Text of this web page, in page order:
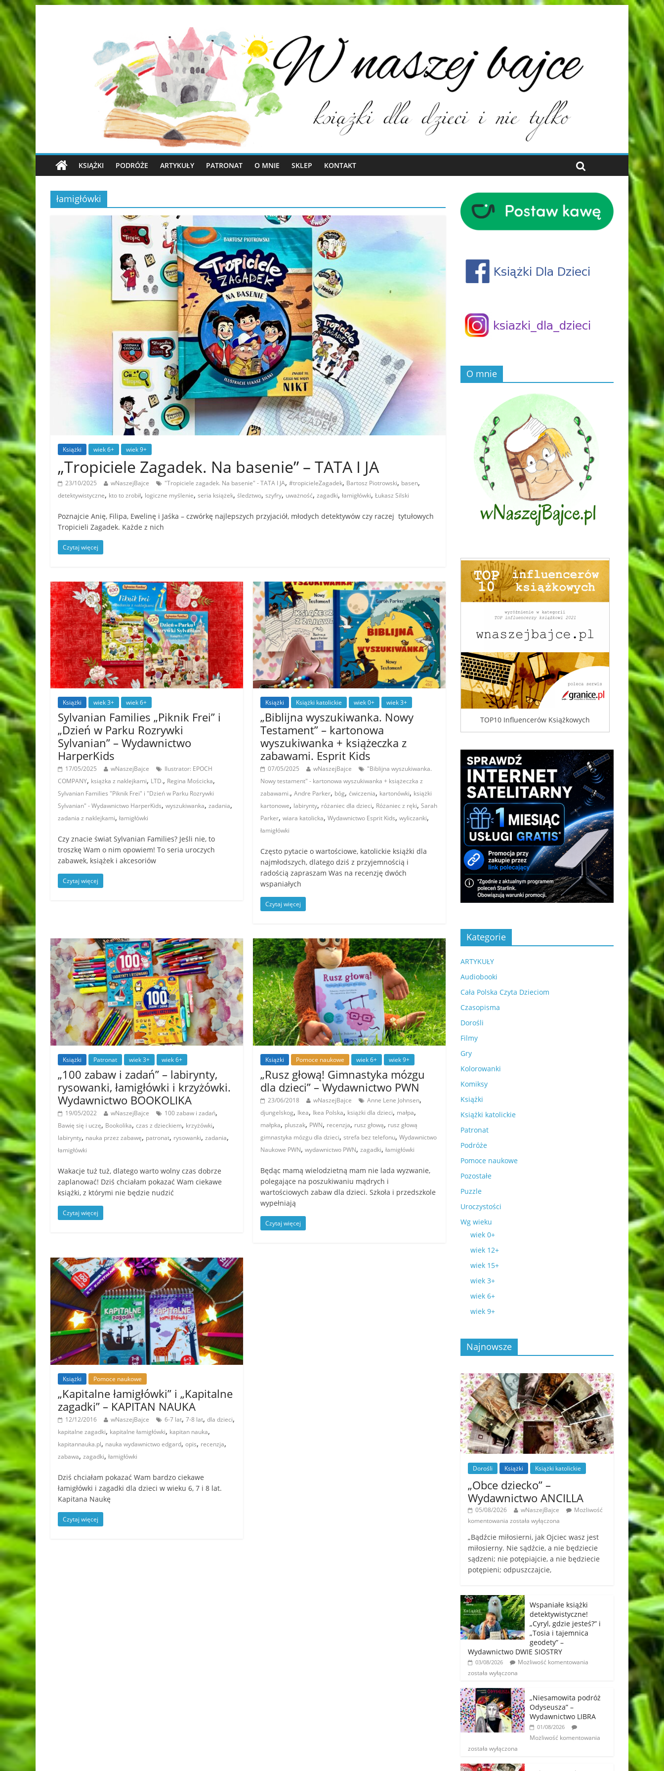
KSIĄŻKI PODRÓŻE ARTYKUŁY PATRONAT O MNIE SKLEP KONTAKT
łamigłówki
Książki wiek 6+ wiek 9+
„Tropiciele Zagadek. Na basenie” – TATA I JA
23/10/2025 wNaszejBajce "Tropiciele zagadek. Na basenie" - TATA I JA, #tropicieleZagadek, Bartosz Piotrowski, basen,
detektywistyczne, kto to zrobił, logiczne myślenie, seria książek, śledztwo, szyfry, uważność, zagadki, łamigłówki, Łukasz Silski
Poznajcie Anię, Filipa, Ewelinę i Jaśka – czwórkę najlepszych przyjaciół, młodych detektywów czy raczej tytułowych
Tropicieli Zagadek. Każde z nich
Czytaj więcej
Książki wiek 3+ wiek 6+
Sylvanian Families „Piknik Frei” i
„Dzień w Parku Rozrywki
Sylvanian” – Wydawnictwo
HarperKids
17/05/2025 wNaszejBajce
Ilustrator: EPOCH
COMPANY, książka z naklejkami, LTD., Regina Mościcka,
Sylvanian Families "Piknik Frei" i "Dzień w Parku Rozrywki
Sylvanian" - Wydawnictwo HarperKids, wyszukiwanka, zadania,
zadania z naklejkami, łamigłówki
Czy znacie świat Sylvanian Families? Jeśli nie, to
troszkę Wam o nim opowiem! To seria uroczych
zabawek, książek i akcesoriów
Czytaj więcej
Książki Książki katolickie wiek 0+ wiek 3+
„Biblijna wyszukiwanka. Nowy
Testament” – kartonowa
wyszukiwanka + książeczka z
zabawami. Esprit Kids
07/05/2025 wNaszejBajce
"Biblijna wyszukiwanka.
Nowy testament" - kartonowa wyszukiwanka + książeczka z
zabawami.,Andre Parker, bóg,ćwiczenia, kartonówki, książki
kartonowe, labirynty, różaniec dla dzieci, Różaniec z ręki,Sarah
Parker,wiara katolicka,Wydawnictwo Esprit Kids,wyliczanki,
łamigłówki
Często pytacie o wartościowe, katolickie książki dla
najmłodszych, dlatego dziś z przyjemnością i
radością zapraszam Was na recenzję dwóch
wspaniałych
Czytaj więcej
Książki Patronat wiek 3+ wiek 6+
„100 zabaw i zadań” – labirynty,
rysowanki, łamigłówki i krzyżówki.
Wydawnictwo BOOKOLIKA
19/05/2022 wNaszejBajce 100 zabaw i zadań,
Bawię się i uczę, Bookolika, czas z dzieckiem, krzyżówki,
labirynty, nauka przez zabawę, patronat, rysowanki, zadania,
łamigłówki
Wakacje tuż tuż, dlatego warto wolny czas dobrze
zaplanować! Dziś chciałam pokazać Wam ciekawe
książki, z którymi nie będzie nudzić
Czytaj więcej
Książki Pomoce naukowe wiek 6+ wiek 9+
„Rusz głową! Gimnastyka mózgu
dla dzieci” – Wydawnictwo PWN
23/06/2018 wNaszejBajce Anne Lene Johnsen,
djungelskog, Ikea, Ikea Polska, książki dla dzieci, małpa,
małpka, pluszak, PWN, recenzja, rusz głową, rusz głową
gimnastyka mózgu dla dzieci,strefa bez telefonu,Wydawnictwo
Naukowe PWN,wydawnictwo PWN,zagadki,łamigłówki
Będąc mamą wielodzietną mam nie lada wyzwanie,
polegające na poszukiwaniu mądrych i
wartościowych zabaw dla dzieci. Szkoła i przedszkole
wypełniają
Czytaj więcej
Książki Pomoce naukowe
„Kapitalne łamigłówki” i „Kapitalne
zagadki” – KAPITAN NAUKA
12/12/2016 wNaszejBajce 6-7 lat, 7-8 lat, dla dzieci,
kapitalne zagadki, kapitalne łamigłówki, kapitan nauka,
kapitannauka.pl, nauka wydawnictwo edgard, opis, recenzja,
zabawa, zagadki, łamigłówki
Dziś chciałam pokazać Wam bardzo ciekawe
łamigłówki i zagadki dla dzieci w wieku 6, 7 i 8 lat.
Kapitana Naukę
Czytaj więcej
O mnie
TOP10 Influencerów Książkowych
Kategorie
ARTYKUŁY
Audiobooki
Cała Polska Czyta Dzieciom
Czasopisma
Dorośli
Filmy
Gry
Kolorowanki
Komiksy
Książki
Książki katolickie
Patronat
Podróże
Pomoce naukowe
Pozostałe
Puzzle
Uroczystości
Wg wieku
wiek 0+
wiek 12+
wiek 15+
wiek 3+
wiek 6+
wiek 9+
Najnowsze
Dorośli Książki Książki katolickie
„Obce dziecko” –
Wydawnictwo ANCILLA
05/08/2026 wNaszejBajce
Możliwość
komentowania została wyłączona
„Bądźcie miłosierni, jak Ojciec wasz jest
miłosierny. Nie sądźcie, a nie będziecie
sądzeni; nie potępiajcie, a nie będziecie
potępieni; odpuszczajcie,
Wspaniałe książki
detektywistyczne!
„Cyryl, gdzie jesteś?” i
„Tosia i tajemnica
geodety” –
Wydawnictwo DWIE SIOSTRY
03/08/2026
Możliwość komentowania
została wyłączona
„Niesamowita podróż
Odyseusza” –
Wydawnictwo LIBRA
01/08/2026
Możliwość komentowania
została wyłączona